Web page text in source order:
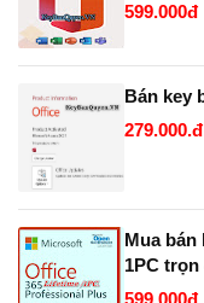
599.000đ
Bán key
279.000.đ
Mua bán
1PC